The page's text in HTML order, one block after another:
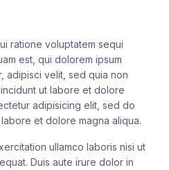
ratione voluptatem sequi
est, qui dolorem ipsum
adipisci velit, sed quia non
ut labore et dolore
adipisicing elit, sed do
et dolore magna aliqua.
ullamco laboris nisi ut
Duis aute irure dolor in